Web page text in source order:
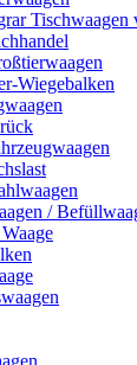
Tischwaagen
Wiegebalken
/